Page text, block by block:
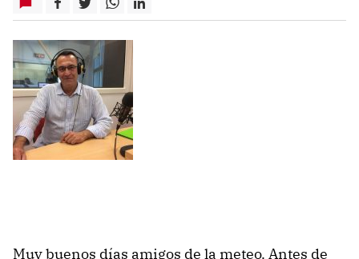
Muy buenos días amigos de la meteo. Antes de